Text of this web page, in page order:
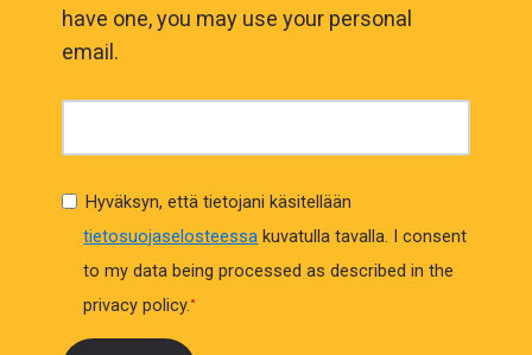
have one, you may use your personal
email.
Hyväksyn, että tietojani käsitellään
tietosuojaselosteessa kuvatulla tavalla.
I consent
to my data being processed as described in the
privacy policy.*